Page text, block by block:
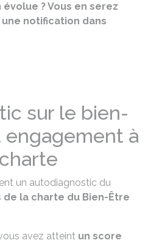
? Vous en serez
notification dans
sur le bien-
à
un autodiagnostic du
la charte du Bien-Être
avez atteint un score